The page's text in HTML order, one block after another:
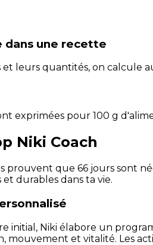
dans une recette
leurs quantités, on calcule
exprimées pour 100 g
Niki Coach
prouvent que 66 jours sont
durables dans ta vie.
initial, Niki élabore un
mouvement et vitalité. Les